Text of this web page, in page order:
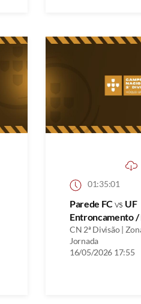
01:35:01
Parede FCvs UF
Entroncamento
CN 2ª Divisão |
Jornada
16/05/2026 17:55